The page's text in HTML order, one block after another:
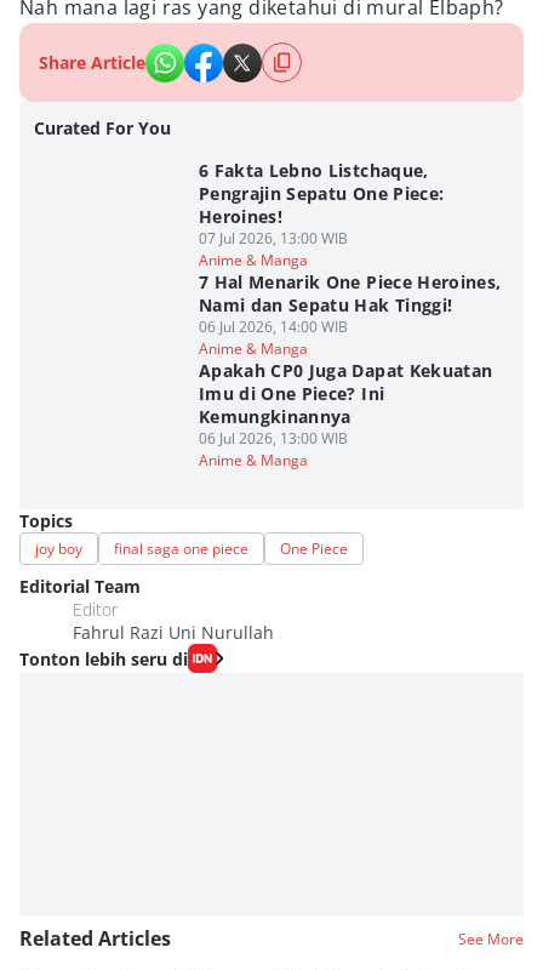
Nah mana lagi ras yang diketahui di mural Elbaph?
Share Article
Curated For You
6 Fakta Lebno Listchaque,
Pengrajin Sepatu One Piece:
Heroines!
07 Jul 2026, 13:00 WIB
Anime & Manga
7 Hal Menarik One Piece Heroines,
Nami dan Sepatu Hak Tinggi!
06 Jul 2026, 14:00 WIB
Anime & Manga
Apakah CP0 Juga Dapat Kekuatan
Imu di One Piece? Ini
Kemungkinannya
06 Jul 2026, 13:00 WIB
Anime & Manga
Topics
joy boy final saga one piece One Piece
Editorial Team
Editor
Fahrul Razi Uni Nurullah
Tonton lebih seru di
Related Articles See More